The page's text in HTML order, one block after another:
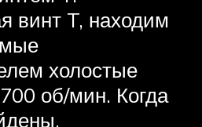
винт T, находим
холостые
об/мин. Когда